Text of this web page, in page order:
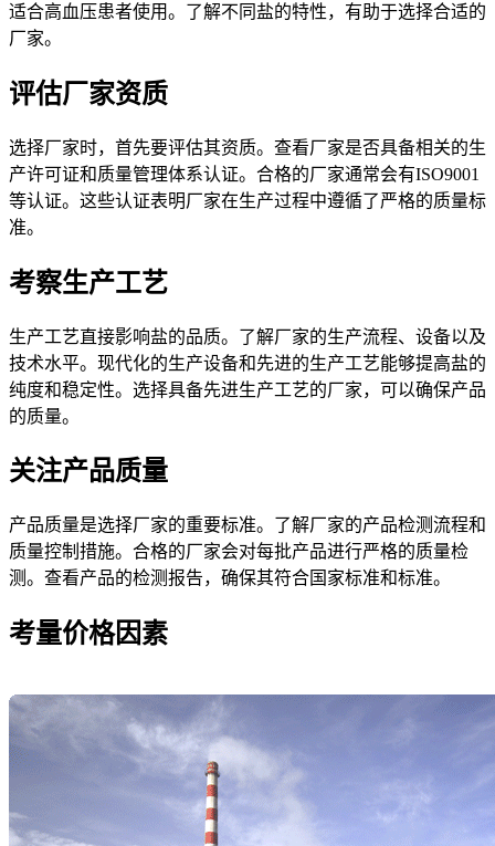
适合高血压患者使用。了解不同盐的特性，有助于选择合适的
厂家。
评估厂家资质
选择厂家时，首先要评估其资质。查看厂家是否具备相关的生
产许可证和质量管理体系认证。合格的厂家通常会有ISO9001
等认证。这些认证表明厂家在生产过程中遵循了严格的质量标
准。
考察生产工艺
生产工艺直接影响盐的品质。了解厂家的生产流程、设备以及
技术水平。现代化的生产设备和先进的生产工艺能够提高盐的
纯度和稳定性。选择具备先进生产工艺的厂家，可以确保产品
的质量。
关注产品质量
产品质量是选择厂家的重要标准。了解厂家的产品检测流程和
质量控制措施。合格的厂家会对每批产品进行严格的质量检
测。查看产品的检测报告，确保其符合国家标准和标准。
考量价格因素